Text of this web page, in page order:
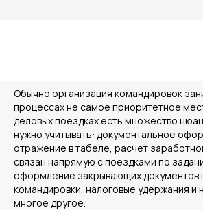
Обычно организация командировок
процессах не самое приоритетное
деловых поездках есть множество
нужно учитывать: документальное
отражение в табеле, расчет
связан напрямую с поездками по
оформление закрывающих документов
командировки, налоговые удержания и
многое другое.